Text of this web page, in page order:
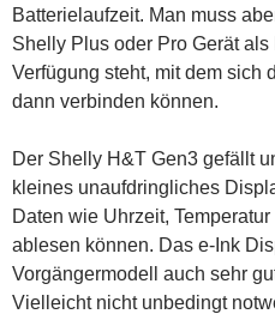
Batterielaufzeit. Man muss
Shelly Plus oder Pro Gerät
Verfügung steht, mit dem sich
dann verbinden können.
Der Shelly H&T Gen3 gefällt
kleines unaufdringliches
Daten wie Uhrzeit,
ablesen können. Das e-Ink
Vorgängermodell auch sehr
Vielleicht nicht unbedingt